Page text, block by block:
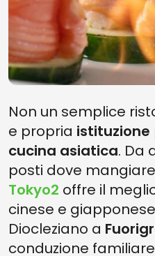
Non un semplice
e propria istituzione
cucina asiatica. Da
posti dove mangiare
Tokyo2 offre il
cinese e
Diocleziano a
conduzione